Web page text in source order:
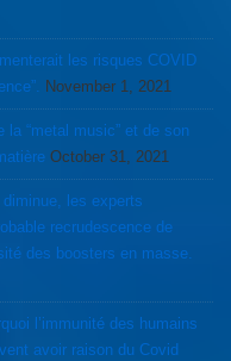
les risques COVID
November 1, 2021
“metal music” et de son
October 31, 2021
les experts
recrudescence de
des boosters en masse.
l’immunité des humains
avoir raison du Covid